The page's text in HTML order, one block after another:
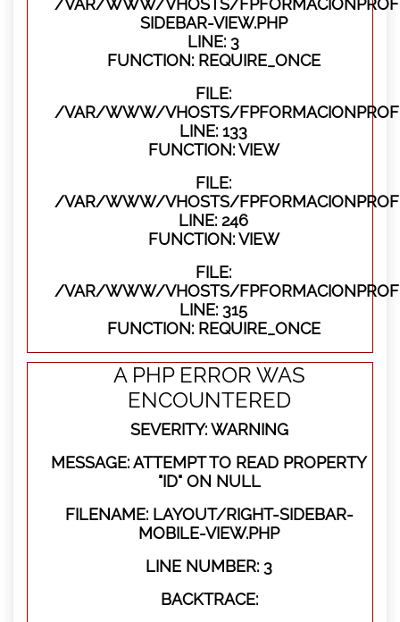
/VAR/WWW/VHOSTS/
SIDEBAR-VIEW.PHP
LINE: 3
FUNCTION: REQUIRE_ONCE
FILE:
/VAR/WWW/VHOSTS/
LINE: 133
FUNCTION: VIEW
FILE:
/VAR/WWW/VHOSTS/
LINE: 246
FUNCTION: VIEW
FILE:
/VAR/WWW/VHOSTS/
LINE: 315
FUNCTION: REQUIRE_ONCE
A PHP ERROR WAS
ENCOUNTERED
SEVERITY: WARNING
MESSAGE: ATTEMPT TO READ PROPERTY
"ID" ON NULL
FILENAME: LAYOUT/RIGHT-SIDEBAR-
MOBILE-VIEW.PHP
LINE NUMBER: 3
BACKTRACE: